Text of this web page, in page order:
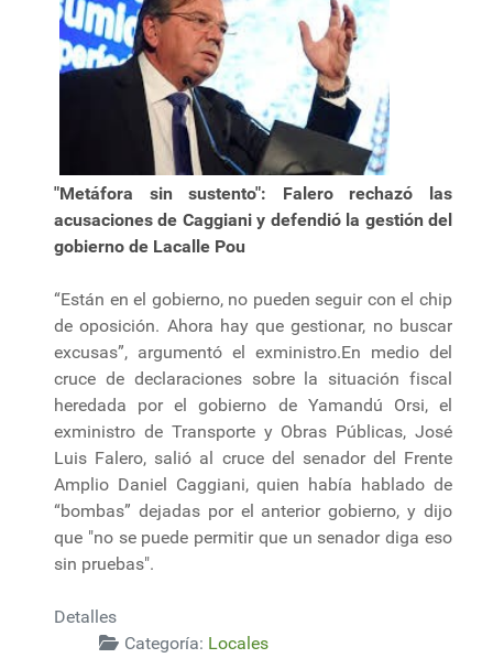
"Metáfora sin sustento": Falero rechazó las
acusaciones de Caggiani y defendió la gestión del
gobierno de Lacalle Pou
“Están en el gobierno, no pueden seguir con el chip
de oposición. Ahora hay que gestionar, no buscar
excusas”, argumentó el exministro.En medio del
cruce de declaraciones sobre la situación fiscal
heredada por el gobierno de Yamandú Orsi, el
exministro de Transporte y Obras Públicas, José
Luis Falero, salió al cruce del senador del Frente
Amplio Daniel Caggiani, quien había hablado de
“bombas” dejadas por el anterior gobierno, y dijo
que "no se puede permitir que un senador diga eso
sin pruebas".
Detalles
Categoría: Locales